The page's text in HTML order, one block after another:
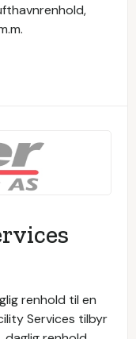
renhold til en
Services tilbyr